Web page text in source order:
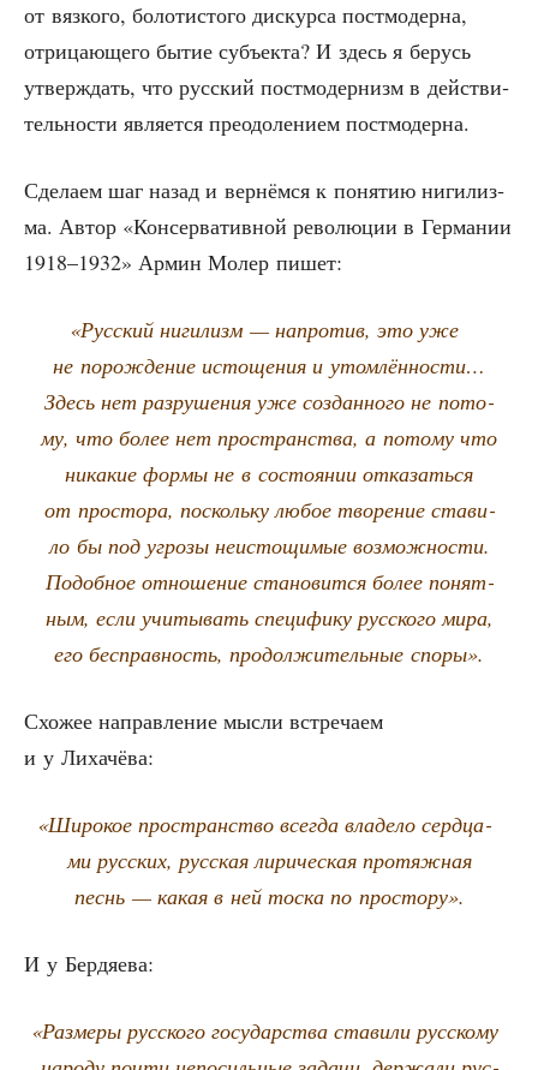
от вяз­ко­го, боло­ти­сто­го дис­кур­са пост­мо­дер­на,
отри­ца­ю­ще­го бытие субъ­ек­та? И здесь я берусь
утвер­ждать, что рус­ский пост­мо­дер­низм в дей­стви­
тель­но­сти явля­ет­ся пре­одо­ле­ни­ем постмодерна.
Сде­ла­ем шаг назад и вер­нём­ся к поня­тию ниги­лиз­
ма. Автор «Кон­сер­ва­тив­ной рево­лю­ции в Гер­ма­нии
1918–1932» Армин Молер пишет:
«Рус­ский ниги­лизм — напро­тив, это уже
не порож­де­ние исто­ще­ния и утом­лён­но­сти…
Здесь нет раз­ру­ше­ния уже создан­но­го не пото­
му, что более нет про­стран­ства, а пото­му что
ника­кие фор­мы не в состо­я­нии отка­зать­ся
от про­сто­ра, посколь­ку любое тво­ре­ние ста­ви­
ло бы под угро­зы неис­то­щи­мые воз­мож­но­сти.
Подоб­ное отно­ше­ние ста­но­вит­ся более понят­
ным, если учи­ты­вать спе­ци­фи­ку рус­ско­го мира,
его бес­прав­ность, про­дол­жи­тель­ные споры».
Схо­жее направ­ле­ние мыс­ли встре­ча­ем
и у Лихачёва:
«Широ­кое про­стран­ство все­гда вла­де­ло серд­ца­
ми рус­ских, рус­ская лири­че­ская про­тяж­ная
песнь — какая в ней тос­ка по простору».
И у Бердяева:
«Раз­ме­ры рус­ско­го госу­дар­ства ста­ви­ли рус­ско­му